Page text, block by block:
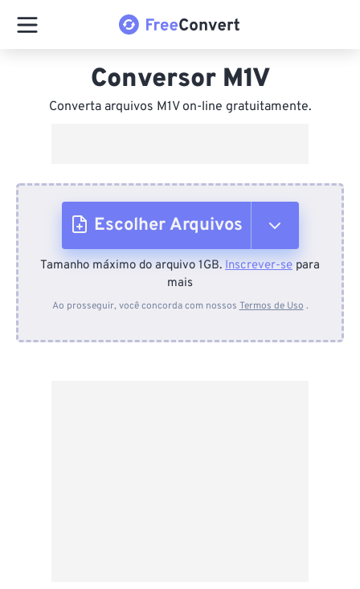
Conversor M1V
Converta arquivos M1V on-line gratuitamente.
Escolher Arquivos
Do dispositivo
Tamanho máximo do arquivo 1GB. Inscrever-se para
mais
Ao prosseguir, você concorda com nossos Termos de Uso .